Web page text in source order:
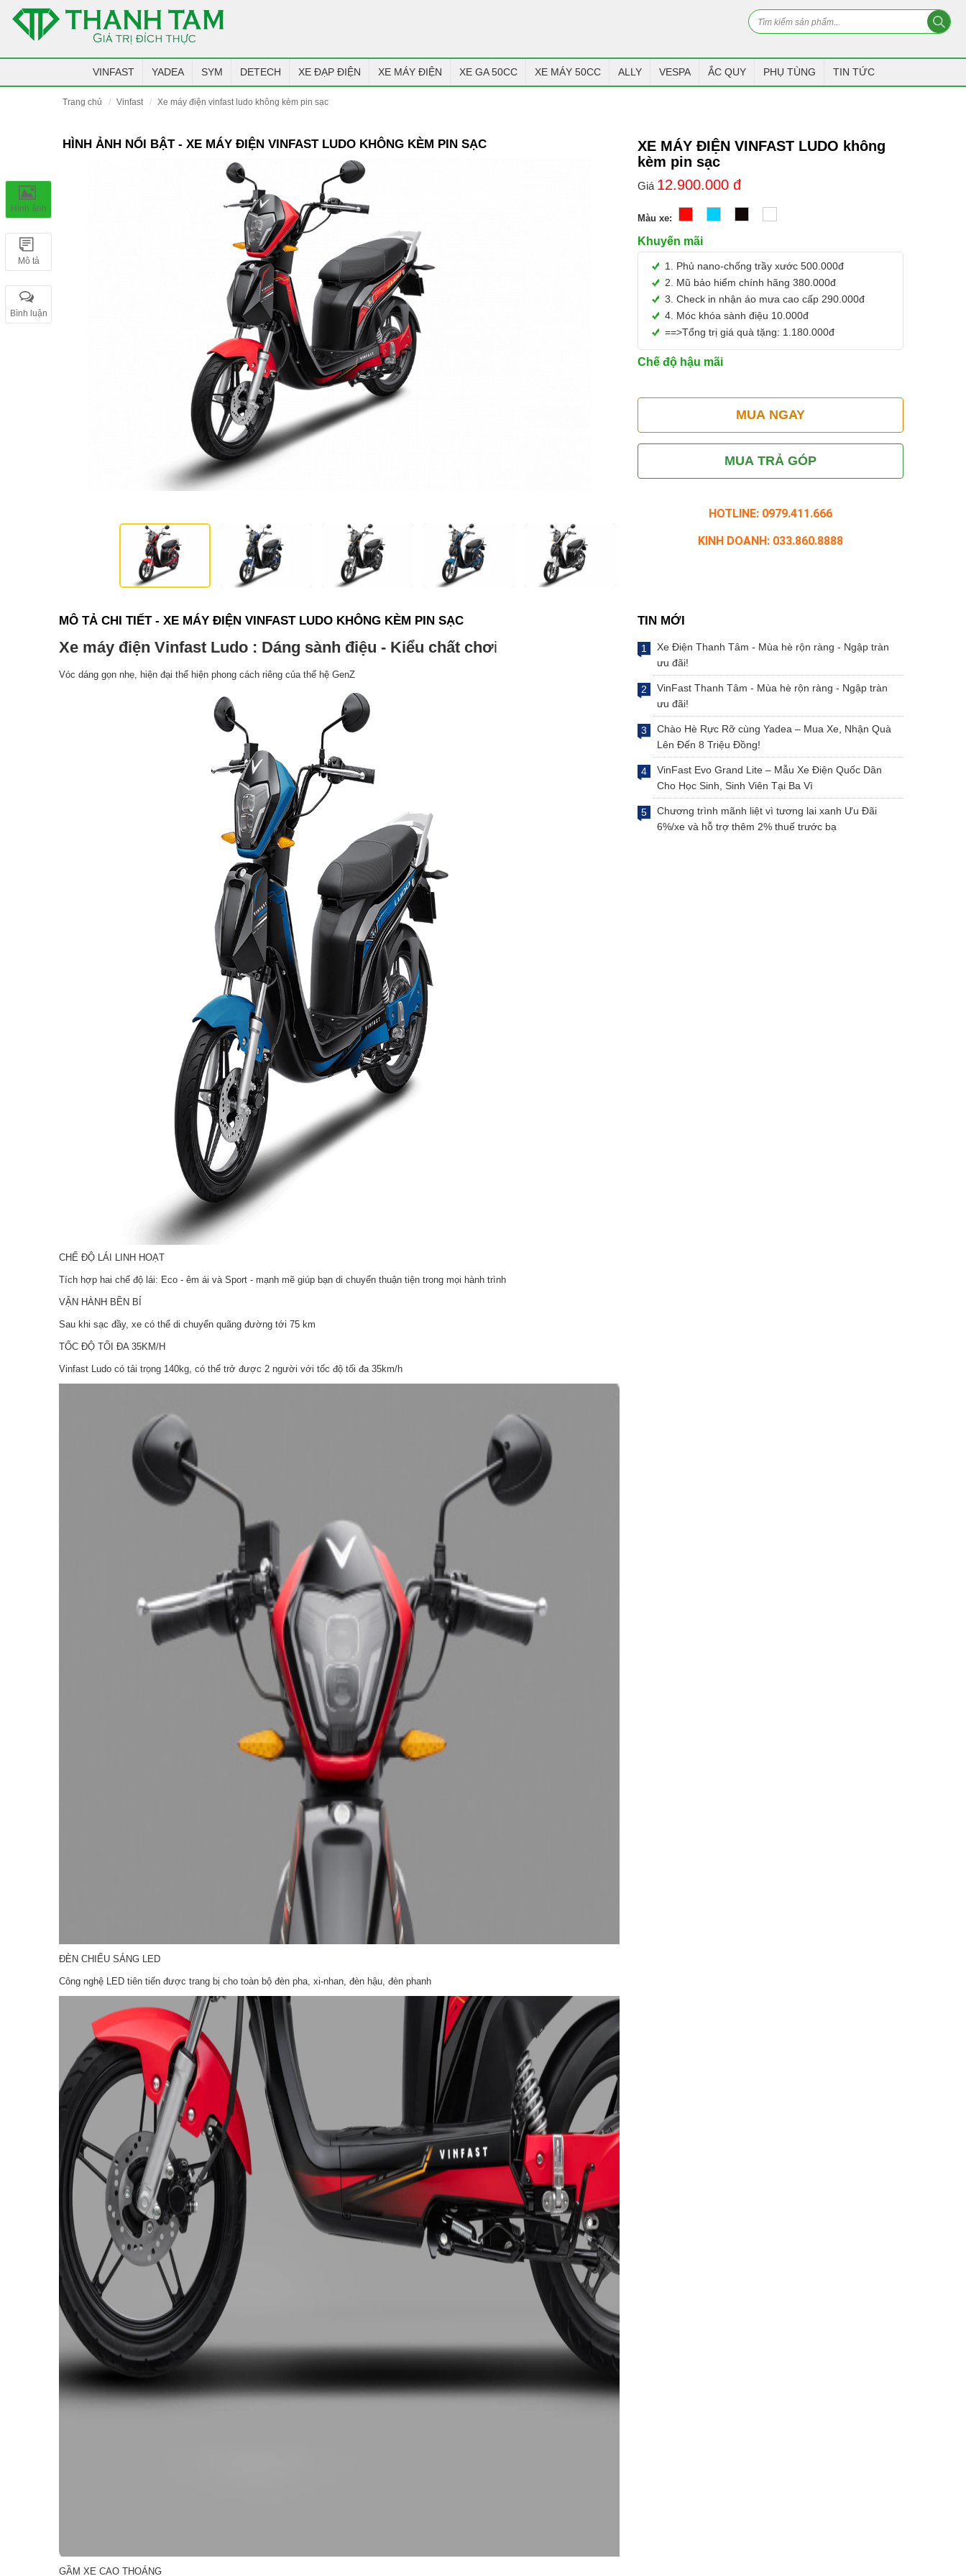
VINFAST YADEA SYM DETECH XE ĐẠP ĐIỆN XE MÁY ĐIỆN XE GA 50CC XE MÁY 50CC ALLY VESPA ẮC QUY PHỤ TÙNG TIN TỨC
Hình ảnh
Mô tả
Bình luận
trang chủ vinfast xe máy điện vinfast ludo không kèm pin sạc
HÌNH ẢNH NỔI BẬT - XE MÁY ĐIỆN VINFAST LUDO KHÔNG KÈM PIN SẠC
XE MÁY ĐIỆN VINFAST LUDO không
kèm pin sạc
Giá 12.900.000 đ
Màu xe:
Khuyến mãi
1. Phủ nano-chống trầy xước 500.000đ
2. Mũ bảo hiểm chính hãng 380.000đ
3. Check in nhận áo mưa cao cấp 290.000đ
4. Móc khóa sành điệu 10.000đ
==>Tổng trị giá quà tặng: 1.180.000đ
Chế độ hậu mãi
MUA NGAY
MUA TRẢ GÓP
HOTLINE: 0979.411.666
KINH DOANH: 033.860.8888
MÔ TẢ CHI TIẾT - XE MÁY ĐIỆN VINFAST LUDO KHÔNG KÈM PIN SẠC
Xe máy điện Vinfast Ludo : Dáng sành điệu - Kiểu chất chơi
Vóc dáng gọn nhẹ, hiện đại thể hiện phong cách riêng của thế hệ GenZ
CHẾ ĐỘ LÁI LINH HOẠT
Tích hợp hai chế độ lái: Eco - êm ái và Sport - mạnh mẽ giúp bạn di chuyển thuận tiện trong mọi hành trình
VẬN HÀNH BỀN BỈ
Sau khi sạc đầy, xe có thể di chuyển quãng đường tới 75 km
TỐC ĐỘ TỐI ĐA 35KM/H
Vinfast Ludo có tải trọng 140kg, có thể trở được 2 người với tốc độ tối đa 35km/h
ĐÈN CHIẾU SÁNG LED
Công nghệ LED tiên tiến được trang bị cho toàn bộ đèn pha, xi-nhan, đèn hậu, đèn phanh
GẦM XE CAO THOÁNG
TIN MỚI
Xe Điện Thanh Tâm - Mùa hè rộn ràng - Ngập tràn
ưu đãi!
VinFast Thanh Tâm - Mùa hè rộn ràng - Ngập tràn
ưu đãi!
Chào Hè Rực Rỡ cùng Yadea – Mua Xe, Nhận Quà
Lên Đến 8 Triệu Đồng!
VinFast Evo Grand Lite – Mẫu Xe Điện Quốc Dân
Cho Học Sinh, Sinh Viên Tại Ba Vì
Chương trình mãnh liệt vì tương lai xanh Ưu Đãi
6%/xe và hỗ trợ thêm 2% thuế trước bạ